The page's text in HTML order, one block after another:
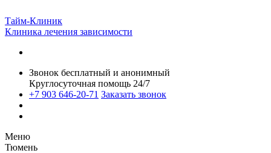
Тайм-Клиник
Клиника лечения зависимости
Звонок бесплатный и анонимный
Круглосуточная помощь 24/7
+7 903 646-20-71 Заказать звонок
Меню
Тюмень